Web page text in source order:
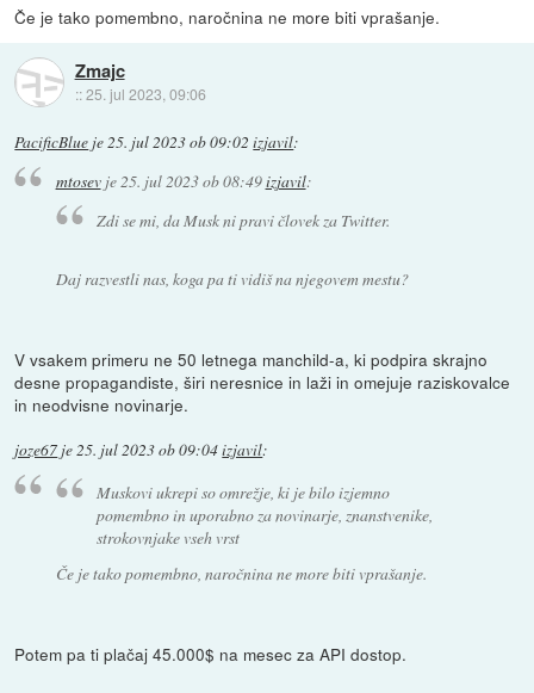
Če je tako pomembno, naročnina ne more biti vprašanje.
Zmajc
::25. jul 2023, 09:06
PacificBlue je25. jul 2023 ob 09:02 izjavil:
mtosevje25. jul 2023 ob 08:49izjavil:
Zdi se mi, da Musk ni pravi človek za Twitter.
Daj razvestli nas, koga pa ti vidiš na njegovem mestu?
V vsakem primeru ne 50 letnega manchild-a, ki podpira skrajno
desne propagandiste, širi neresnice in laži in omejuje raziskovalce
in neodvisne novinarje.
joze67 je25. jul 2023 ob 09:04izjavil:
Muskovi ukrepi so omrežje, ki je bilo izjemno
pomembno in uporabno za novinarje, znanstvenike,
strokovnjake vseh vrst
Če je tako pomembno, naročnina ne more biti vprašanje.
Potem pa ti plačaj 45.000$ na mesec za API dostop.